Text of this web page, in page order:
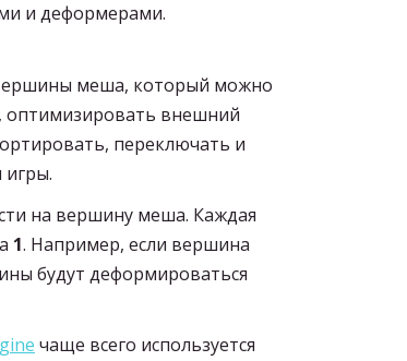
и деформерами.
меша, который можно
оптимизировать внешний
переключать и
игры.
на вершину меша. Каждая
1. Например, если вершина
будут деформироваться
чаще всего используется